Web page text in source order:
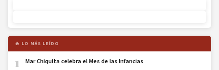
🔥 LO MÁS LEÍDO
1 Mar Chiquita celebra el Mes de las Infancias